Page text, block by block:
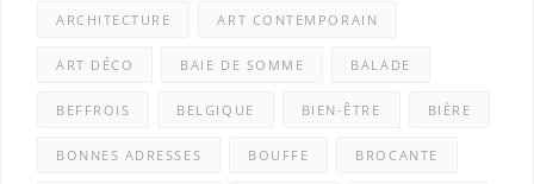
ARCHITECTURE ART CONTEMPORAIN
ART DÉCO BAIE DE SOMME BALADE
BEFFROIS BELGIQUE BIEN-ÊTRE BIÈRE
BONNES ADRESSES BOUFFE BROCANTE